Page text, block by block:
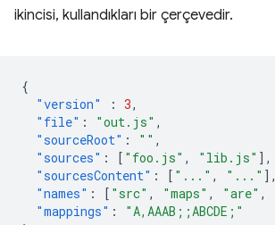
ikincisi, kullandıkları bir çerçevedir.
{
"version"
: 3,
"file" : "out.js" ,
"sourceRoot" : "" ,
"sources" : [ "foo.js" , "lib.js" ],
"sourcesContent" : [ "..." , "..." ],
"names" : [ "src" , "maps" , "are" ,
"mappings" :
"A,AAAB;;ABCDE;"